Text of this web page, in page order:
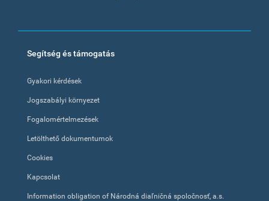
Segítség és támogatás
Gyakori kérdések
Jogszabályi környezet
Fogalomértelmezések
Letölthető dokumentumok
Cookies
Kapcsolat
Information obligation of Národná diaľničná spoločnosť, a.s.